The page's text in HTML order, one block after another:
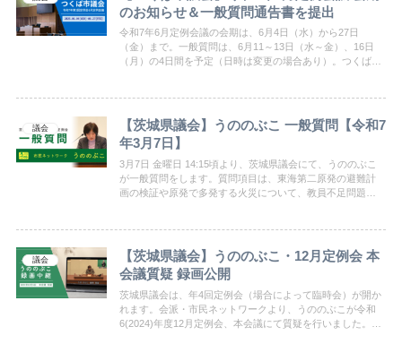
のお知らせ＆一般質問通告書を提出
令和7年6月定例会議の会期は、6月4日（水）から27日
（金）まで。一般質問は、6月11～13日（水～金）、16日
（月）の4日間を予定（日時は変更の場合あり）。つくば・
議会
【茨城県議会】うののぶこ 一般質問【令和7
年3月7日】
3月7日 金曜日 14:15頃より、茨城県議会にて、うののぶこ
が一般質問をします。質問項目は、東海第二原発の避難計
画の検証や原発で多発する火災について、教員不足問題や
議会
【茨城県議会】うののぶこ・12月定例会 本
会議質疑 録画公開
茨城県議会は、年4回定例会（場合によって臨時会）が開か
れます。会派・市民ネットワークより、うののぶこが令和
6(2024)年度12月定例会、本会議にて質疑を行いました。そ